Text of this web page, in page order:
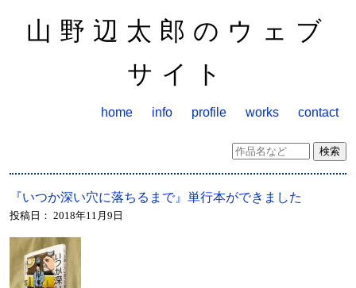
山野辺太郎のウェブ
サイト
home info profile works contact
『いつか深い穴に落ちるまで』単行本ができました
投稿日： 2018年11月9日